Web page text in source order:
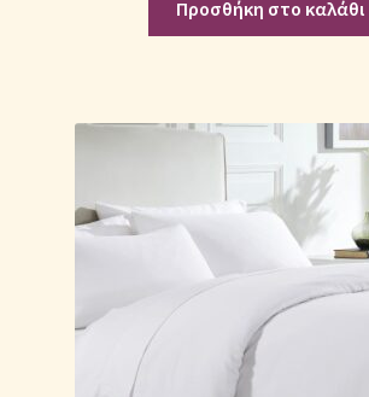
Προσθήκη στο καλάθι